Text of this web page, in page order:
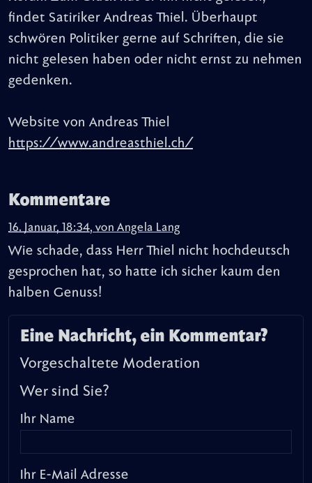
findet Satiriker Andreas Thiel. Überhaupt
schwören Politiker gerne auf Schriften, die sie
nicht gelesen haben oder nicht ernst zu nehmen
gedenken.
Website von Andreas Thiel
https://www.andreasthiel.ch/
Kommentare
16. Januar, 18:34, von Angela Lang
Wie schade, dass Herr Thiel nicht hochdeutsch
gesprochen hat, so hatte ich sicher kaum den
halben Genuss!
Eine Nachricht, ein Kommentar?
Vorgeschaltete Moderation
Wer sind Sie?
Ihr Name
Ihr E-Mail Adresse